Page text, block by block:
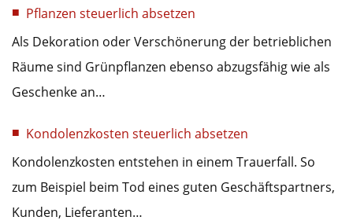
Pflanzen steuerlich absetzen
Als Dekoration oder Verschönerung der betrieblichen
Räume sind Grünpflanzen ebenso abzugsfähig wie als
Geschenke an…
Kondolenzkosten steuerlich absetzen
Kondolenzkosten entstehen in einem Trauerfall. So
zum Beispiel beim Tod eines guten Geschäftspartners,
Kunden, Lieferanten…